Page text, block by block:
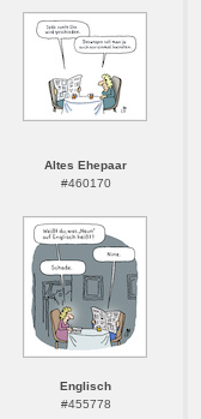
Altes Ehepaar
#460170
Englisch
#455778